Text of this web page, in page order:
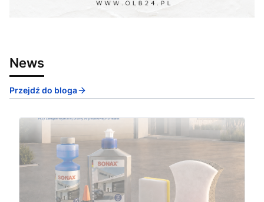
News
Przejdź do bloga